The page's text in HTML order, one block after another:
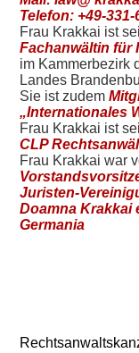
Telefon: +49-331-
Frau Krakkai ist
Fachanwältin für
im Kammerbezirk
Landes
Sie ist zudem
„Internationales
Frau Krakkai ist
CLP
Frau Krakkai war
Juristen-
Doamna Krakkai
Germania